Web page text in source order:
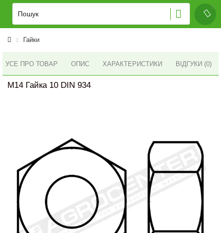
Гайки
УСЕ ПРО ТОВАР ОПИС ХАРАКТЕРИСТИКИ ВІДГУКИ (0)
M14 Гайка 10 DIN 934